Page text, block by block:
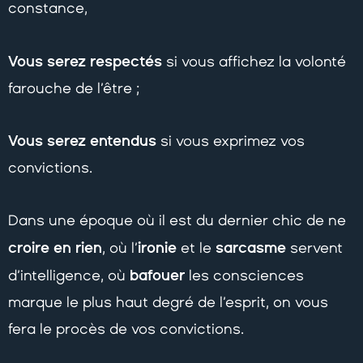
constance,
Vous serez respectés si vous affichez la volonté
farouche de l’être ;
Vous serez entendus si vous exprimez vos
convictions.
Dans une époque où il est du dernier chic de ne
croire en rien, où l’ironie et le sarcasme servent
d’intelligence, où bafouer les consciences
marque le plus haut degré de l’esprit, on vous
fera le procès de vos convictions.